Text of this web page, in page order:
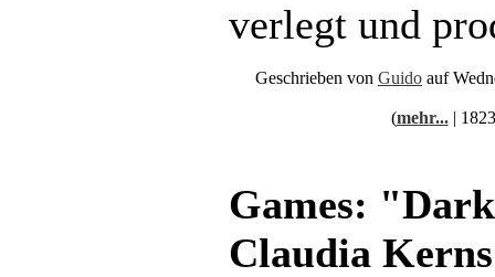
verlegt und
Geschrieben von Guido auf
(mehr...|
Games:
Claudia Kerns